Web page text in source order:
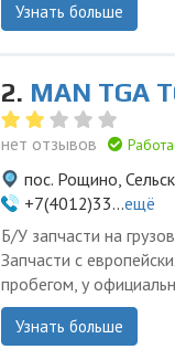
Узнать больше
2. MAN TGA
нет отзывов
пос. Рощино,
+7(4012)33...ещё
Б/У запчасти на
Запчасти с
пробегом, у
Узнать больше